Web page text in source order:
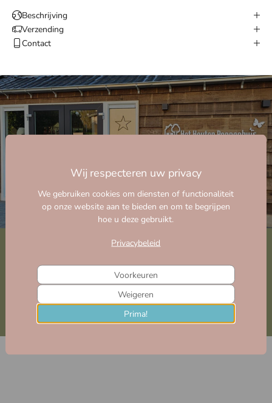
Beschrijving
Verzending
Contact